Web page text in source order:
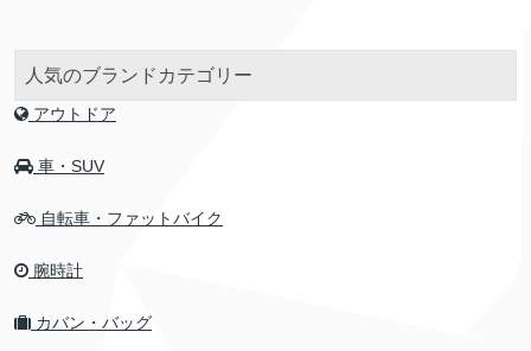
人気のブランドカテゴリー
アウトドア
車・SUV
自転車・ファットバイク
腕時計
カバン・バッグ